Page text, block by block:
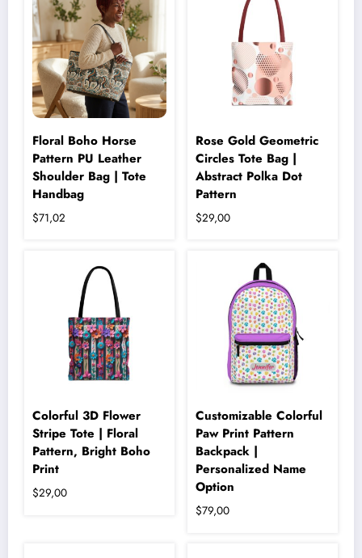
Seçenekler
sayfasından
seçilebilir
Floral Boho Horse
Pattern PU Leather
Shoulder Bag | Tote
Handbag
$71,02
Seçenekler
sayfasından
seçilebilir
Rose Gold Geometric
Circles Tote Bag |
Abstract Polka Dot
Pattern
$29,00
Colorful 3D Flower
Stripe Tote | Floral
Pattern, Bright Boho
Print
$29,00
Customizable Colorful
Paw Print Pattern
Backpack |
Personalized Name
Option
$79,00